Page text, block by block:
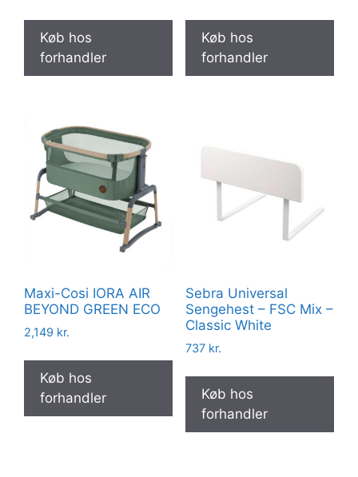
Køb hos
forhandler
Køb hos
forhandler
Maxi-Cosi IORA AIR
BEYOND GREEN ECO
2,149 kr.
Køb hos
forhandler
Sebra Universal
Sengehest – FSC Mix –
Classic White
737 kr.
Køb hos
forhandler